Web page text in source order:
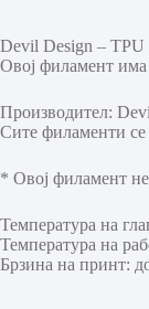
Devil Design – TPU
Овој филамент има
Производител:
Сите филаменти се
* Овој филамент не
Температура на
Температура на
Брзина на принт: